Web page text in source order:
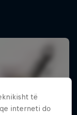
të
interneti do